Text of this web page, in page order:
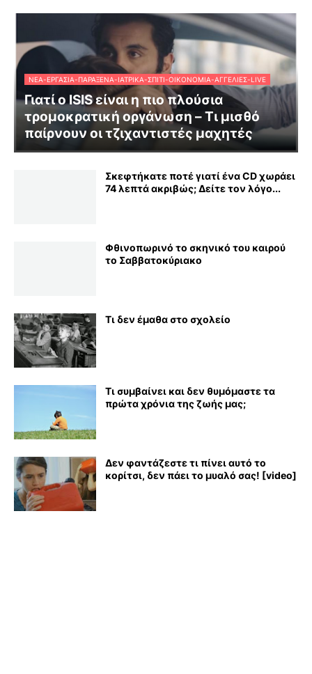
ΝΈΑ-ΕΡΓΑΣΊΑ-ΠΑΡΆΞΕΝΑ-ΙΑΤΡΙΚΆ-ΣΠΊΤΙ-ΟΙΚΟΝΟΜΊΑ-ΑΓΓΕΛΊΕΣ-LIVE
Γιατί ο ISIS είναι η πιο πλούσια
τρομοκρατική οργάνωση – Τι μισθό
παίρνουν οι τζιχαντιστές μαχητές
Σκεφτήκατε ποτέ γιατί ένα CD χωράει
74 λεπτά ακριβώς; Δείτε τον λόγο...
Φθινοπωρινό το σκηνικό του καιρού
το Σαββατοκύριακο
Τι δεν έμαθα στο σχολείο
Τι συμβαίνει και δεν θυμόμαστε τα
πρώτα χρόνια της ζωής μας;
Δεν φαντάζεστε τι πίνει αυτό το
κορίτσι, δεν πάει το μυαλό σας! [video]